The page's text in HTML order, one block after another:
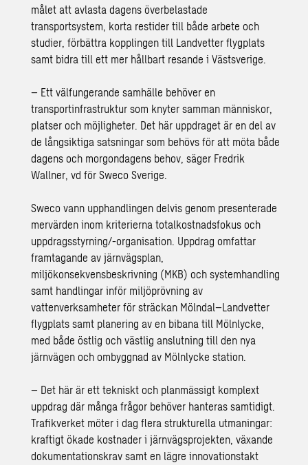
målet att avlasta dagens överbelastade
transportsystem, korta restider till både arbete och
studier, förbättra kopplingen till Landvetter flygplats
samt bidra till ett mer hållbart resande i Västsverige.
– Ett välfungerande samhälle behöver en
transportinfrastruktur som knyter samman människor,
platser och möjligheter. Det här uppdraget är en del av
de långsiktiga satsningar som behövs för att möta både
dagens och morgondagens behov, säger Fredrik
Wallner, vd för Sweco Sverige.
Sweco vann upphandlingen delvis genom presenterade
mervärden inom kriterierna totalkostnadsfokus och
uppdragsstyrning/-organisation. Uppdrag omfattar
framtagande av järnvägsplan,
miljökonsekvensbeskrivning (MKB) och systemhandling
samt handlingar inför miljöprövning av
vattenverksamheter för sträckan Mölndal–Landvetter
flygplats samt planering av en bibana till Mölnlycke,
med både östlig och västlig anslutning till den nya
järnvägen och ombyggnad av Mölnlycke station.
– Det här är ett tekniskt och planmässigt komplext
uppdrag där många frågor behöver hanteras samtidigt.
Trafikverket möter i dag flera strukturella utmaningar:
kraftigt ökade kostnader i järnvägsprojekten, växande
dokumentationskrav samt en lägre innovationstakt